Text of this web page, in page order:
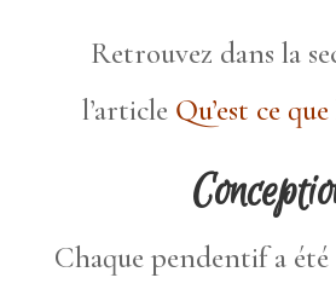
Retrouvez dans la
l’article Qu’est ce que
Chaque pendentif a